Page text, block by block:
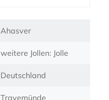
Ahasver
weitere Jollen: Jolle
Deutschland
Travemünde